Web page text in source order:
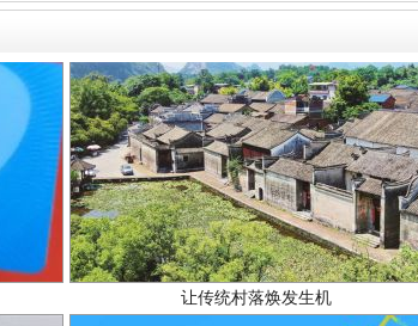
让传统村落焕发生机